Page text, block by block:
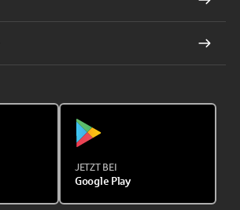
JETZT BEI
Google Play